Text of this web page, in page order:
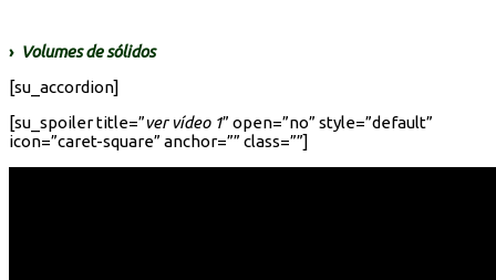
› Volumes de sólidos
[su_accordion]
[su_spoiler title=”ver vídeo 1” open=”no” style=”default”
icon=”caret-square” anchor=”” class=””]